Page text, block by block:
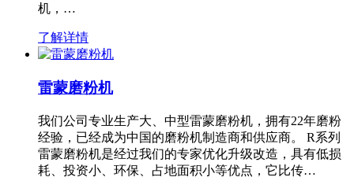
机，…
了解详情
雷蒙磨粉机
我们公司专业生产大、中型雷蒙磨粉机，拥有22年磨粉
经验，已经成为中国的磨粉机制造商和供应商。 R系列
雷蒙磨粉机是经过我们的专家优化升级改造，具有低损
耗、投资小、环保、占地面积小等优点，它比传…